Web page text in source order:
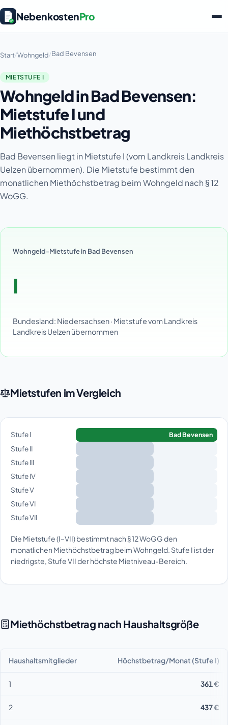
NebenkostenPro
Start/Wohngeld/Bad Bevensen
MIETSTUFE I
Wohngeld in Bad Bevensen:
Mietstufe I und
Miethöchstbetrag
Bad Bevensen liegt in Mietstufe I (vom Landkreis Landkreis
Uelzen übernommen). Die Mietstufe bestimmt den
monatlichen Miethöchstbetrag beim Wohngeld nach § 12
WoGG.
Wohngeld-Mietstufe in Bad Bevensen
I
Bundesland: Niedersachsen · Mietstufe vom Landkreis
Landkreis Uelzen übernommen
Mietstufen im Vergleich
Stufe I Bad Bevensen
Stufe II
Stufe III
Stufe IV
Stufe V
Stufe VI
Stufe VII
Die Mietstufe (I–VII) bestimmt nach § 12 WoGG den
monatlichen Miethöchstbetrag beim Wohngeld. Stufe I ist der
niedrigste, Stufe VII der höchste Mietniveau-Bereich.
Miethöchstbetrag nach Haushaltsgröße
Haushaltsmitglieder Höchstbetrag/Monat (Stufe I)
1 361 €
2 437 €